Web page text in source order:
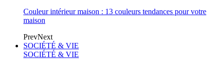
Couleur intérieur maison : 13 couleurs tendances pour votre
maison
PrevNext
SOCIÉTÉ & VIE
SOCIÉTÉ & VIE